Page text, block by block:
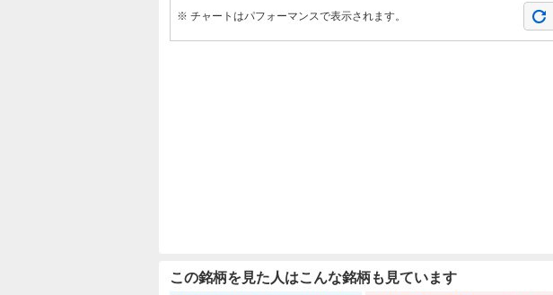
※ チャートはパフォーマンスで表示されます。
この銘柄を見た人はこんな銘柄も見ています